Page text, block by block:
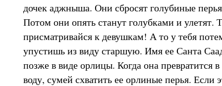
дочек аджныша. Они сбросят голубиные перья
Потом они опять станут голубками и улетят.
присматривайся к девушкам! А то у тебя
упустишь из виду старшую. Имя ее Санта
позже в виде орлицы. Когда она превратится
воду, сумей схватить ее орлиные перья. Если